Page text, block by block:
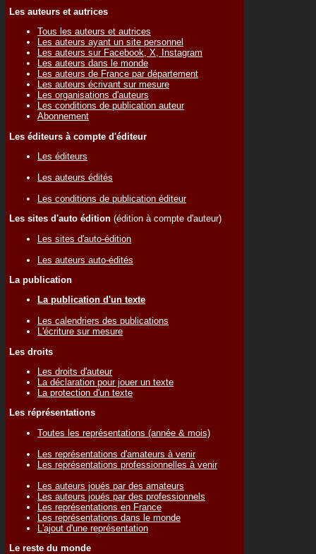
Les auteurs et autrices
Tous les auteurs et autrices
Les auteurs ayant un site personnel
Les auteurs sur Facebook, X, Instagram
Les auteurs dans le monde
Les auteurs de France par département
Les auteurs écrivant sur mesure
Les organisations d'auteurs
Les conditions de publication auteur
Abonnement
Les éditeurs à compte d'éditeur
Les éditeurs
Les auteurs édités
Les conditions de publication éditeur
Les sites d'auto édition (édition à compte d'auteur)
Les sites d'auto-édition
Les auteurs auto-édités
La publication
La publication d'un texte
Les calendriers des publications
L'écriture sur mesure
Les droits
Les droits d'auteur
La déclaration pour jouer un texte
La protection d'un texte
Les réprésentations
Toutes les représentations (année & mois)
Les représentations d'amateurs à venir
Les représentations professionnelles à venir
Les auteurs joués par des amateurs
Les auteurs joués par des professionnels
Les représentations en France
Les représentations dans le monde
L'ajout d'une représentation
Le reste du monde